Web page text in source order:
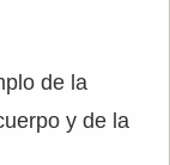
de la
y de la